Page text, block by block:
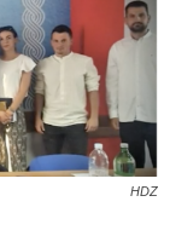
HDZ